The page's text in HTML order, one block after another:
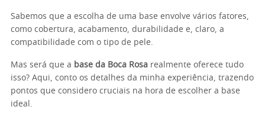
Sabemos que a escolha de uma base envolve vários fatores,
como cobertura, acabamento, durabilidade e, claro, a
compatibilidade com o tipo de pele.
Mas será que a base da Boca Rosa realmente oferece tudo
isso? Aqui, conto os detalhes da minha experiência, trazendo
pontos que considero cruciais na hora de escolher a base
ideal.